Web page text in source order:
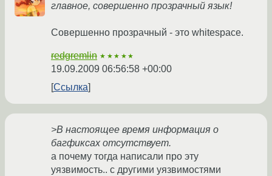
главное, совершенно прозрачный язык!
Совершенно прозрачный - это whitespace.
redgremlin ★★★★★
19.09.2009 06:56:58 +00:00
Ссылка
>В настоящее время информация о
багфиксах отсутствует.
а почему тогда написали про эту
уязвимость.. с другими уязвимостями